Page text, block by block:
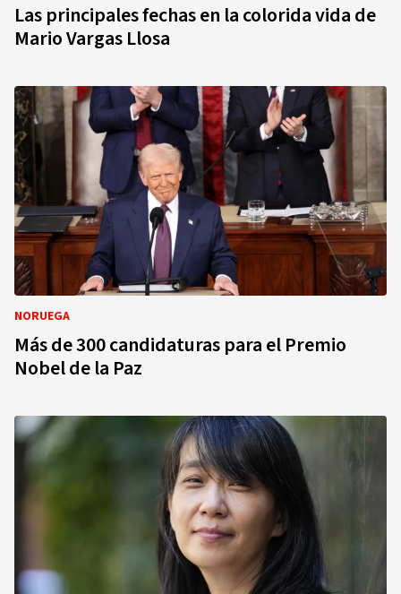
Las principales fechas en la colorida vida de
Mario Vargas Llosa
NORUEGA
Más de 300 candidaturas para el Premio
Nobel de la Paz